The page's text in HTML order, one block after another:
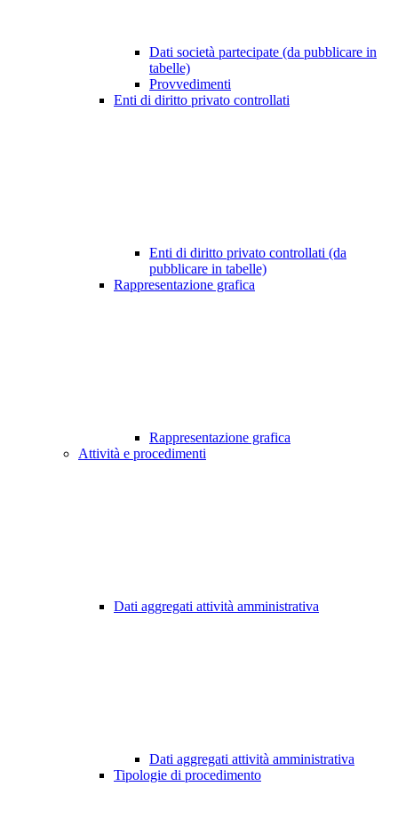
Dati società partecipate (da pubblicare in
tabelle)
Provvedimenti
Enti di diritto privato controllati
Enti di diritto privato controllati (da
pubblicare in tabelle)
Rappresentazione grafica
Rappresentazione grafica
Attività e procedimenti
Dati aggregati attività amministrativa
Dati aggregati attività amministrativa
Tipologie di procedimento